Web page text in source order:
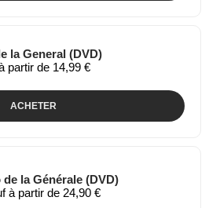
la General (DVD)
partir de 14,99 €
ACHETER
de la Générale (DVD)
à partir de 24,90 €